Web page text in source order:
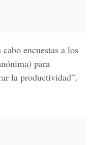
encuestas a los
para
la productividad”.